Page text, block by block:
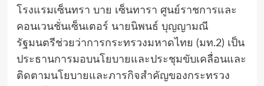
โรงแรมเซ็นทรา บาย เซ็นทารา ศูนย์ราชการและ
คอนเวนชั่นเซ็นเตอร์ นายนิพนธ์ บุญญามณี
รัฐมนตรีช่วยว่าการกระทรวงมหาดไทย (มท.2) เป็น
ประธานการมอบนโยบายและประชุมขับเคลื่อนและ
ติดตามนโยบายและภารกิจสำคัญของกระทรวง